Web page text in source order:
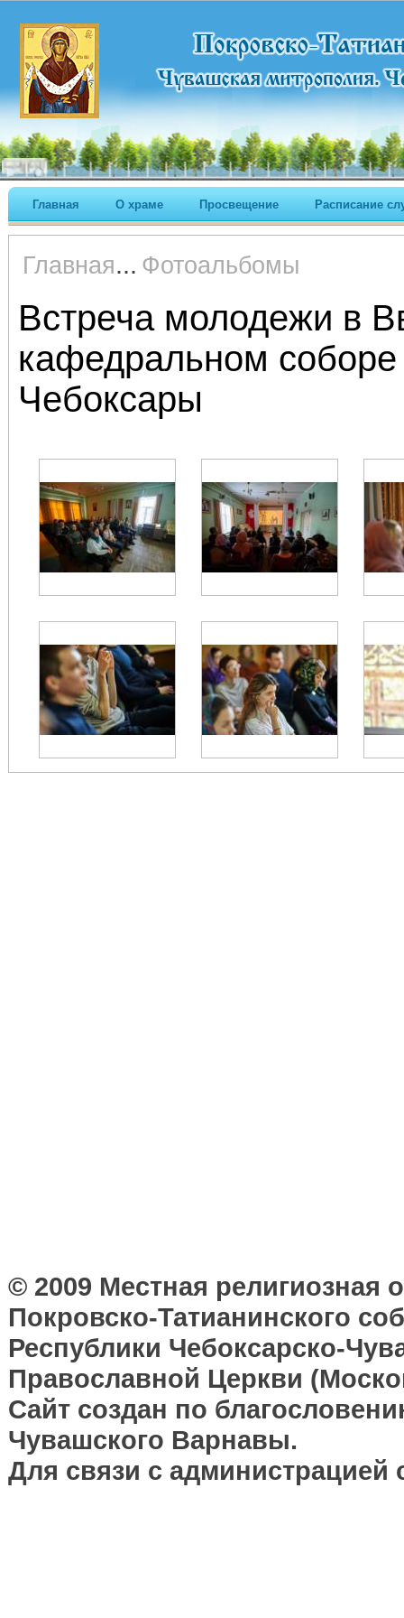
Главная О храме Просвещение Расписание
Главная... Фотоальбомы
Встреча молодежи в
кафедральном соборе
Чебоксары
© 2009 Местная религиозная
Покровско-Татианинского
Республики Чебоксарско-
Православной Церкви
Сайт создан по
Чувашского Варнавы.
Для связи с администрацией